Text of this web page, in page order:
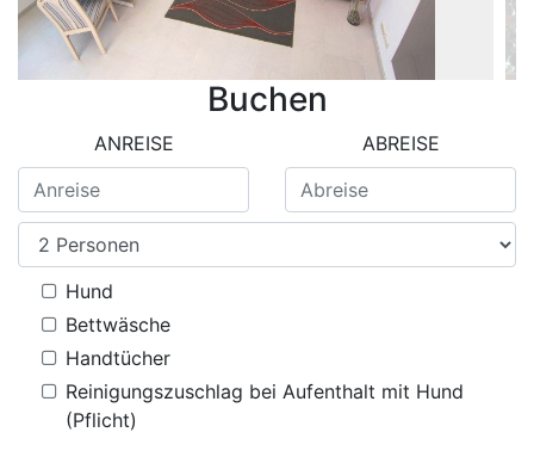
Buchen
ANREISE ABREISE
Hund
Bettwäsche
Handtücher
Reinigungszuschlag bei Aufenthalt mit Hund
(Pflicht)